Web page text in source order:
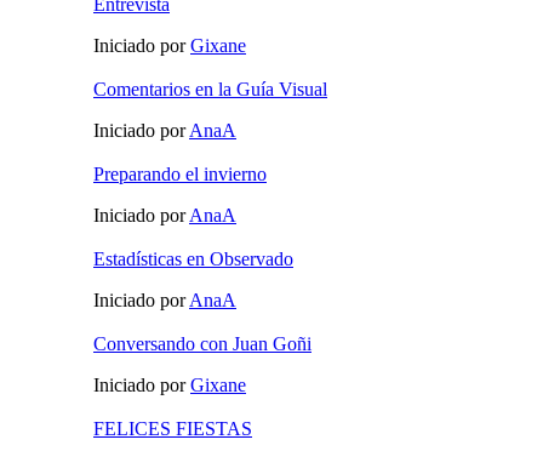
Iniciado porGixane
Comentarios en la Guía Visual
Iniciado porAnaA
Preparando el invierno
Iniciado porAnaA
Estadísticas en Observado
Iniciado porAnaA
Conversando con Juan Goñi
Iniciado porGixane
FELICES FIESTAS